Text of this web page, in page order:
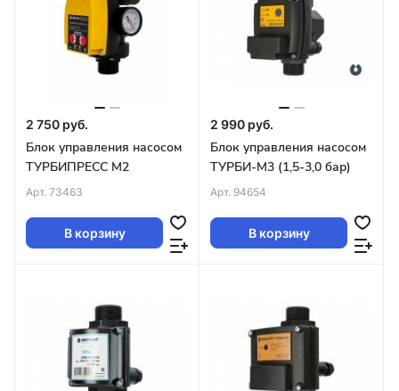
2 750 руб.
Блок управления насосом
ТУРБИПРЕСС М2
Арт. 73463
В корзину
2 990 руб.
Блок управления насосом
ТУРБИ-М3 (1,5-3,0 бар)
Арт. 94654
В корзину